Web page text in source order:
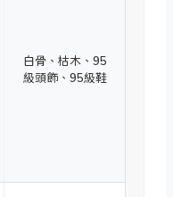
白骨、枯木、95
級頭飾、95級鞋